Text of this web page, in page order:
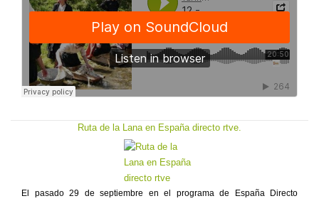
Ruta de la Lana en España directo rtve.
El pasado 29 de septiembre en el programa de España Directo